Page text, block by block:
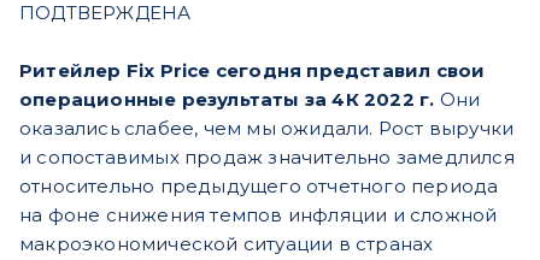
ПОДТВЕРЖДЕНА
Ритейлер Fix Price сегодня представил свои
операционные результаты за 4К 2022 г. Они
оказались слабее, чем мы ожидали. Рост выручки
и сопоставимых продаж значительно замедлился
относительно предыдущего отчетного периода
на фоне снижения темпов инфляции и сложной
макроэкономической ситуации в странах